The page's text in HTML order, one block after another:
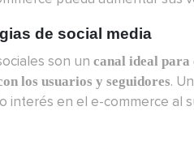
de social media
son un canal ideal para
los usuarios y seguidores.
interés en el e-commerce al